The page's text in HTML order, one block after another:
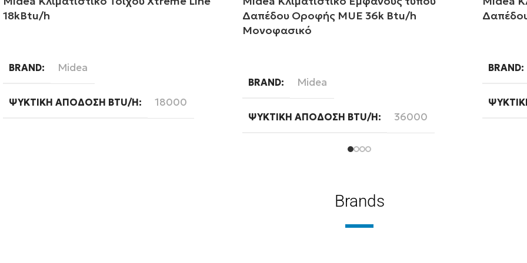
18kBtu/h
BRAND Midea
ΨΥΚΤΙΚΉ ΑΠΌΔΟΣΗ BTU/H 18000
Δαπέδου Οροφής MUE 36k Btu/h
Μονοφασικό
BRAND Midea
ΨΥΚΤΙΚΉ ΑΠΌΔΟΣΗ BTU/H 36000
BRAND
Brands